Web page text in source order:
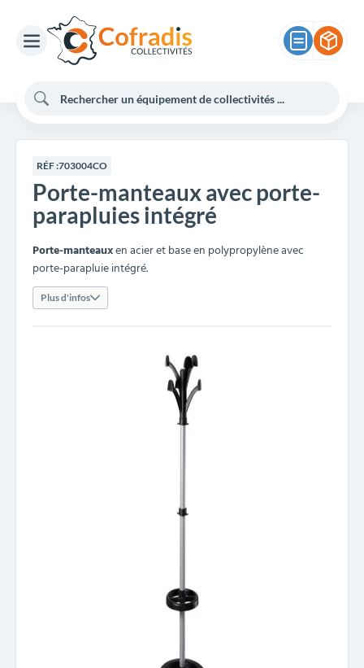
RÉF :703004CO
Porte-manteaux avec porte-
parapluies intégré
Porte-manteauxen acier et base en polypropylène avec
porte-parapluie intégré.
Plus d'infos